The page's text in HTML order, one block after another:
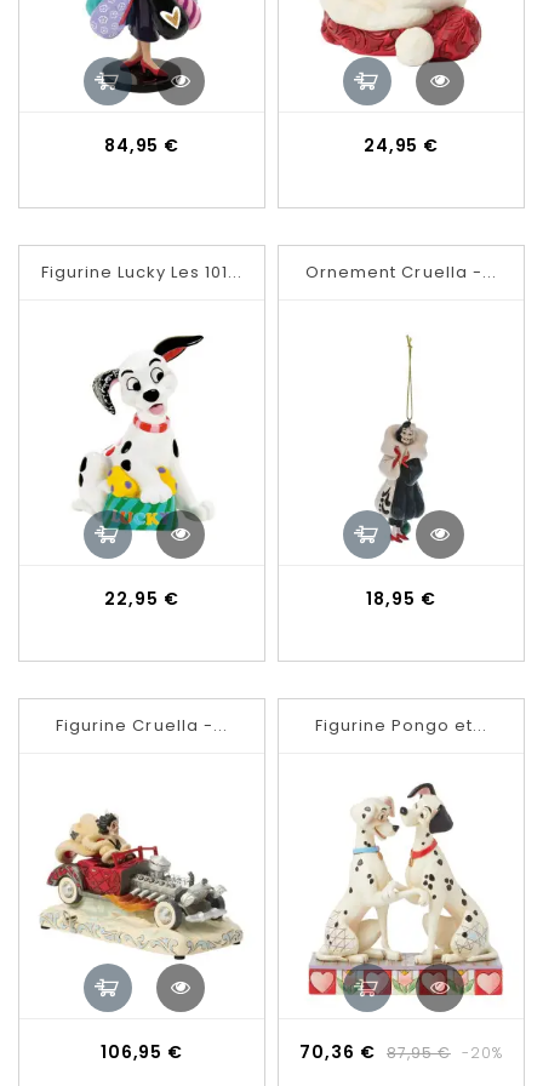
84,95 € 24,95 €
Figurine Lucky Les 101...
22,95 €Prix
Ornement Cruella -...
18,95 €Prix
Figurine Cruella -...
106,95 €
Figurine Pongo et...
70,36 € Prix
87,95 € Prix
-20%